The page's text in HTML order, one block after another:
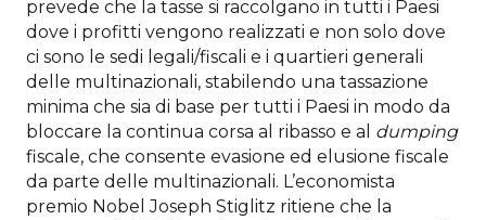
prevede che la tasse si raccolgano in tutti i Paesi
dove i profitti vengono realizzati e non solo dove
ci sono le sedi legali/fiscali e i quartieri generali
delle multinazionali, stabilendo una tassazione
minima che sia di base per tutti i Paesi in modo da
bloccare la continua corsa al ribasso e al dumping
fiscale, che consente evasione ed elusione fiscale
da parte delle multinazionali. L’economista
premio Nobel Joseph Stiglitz ritiene che la